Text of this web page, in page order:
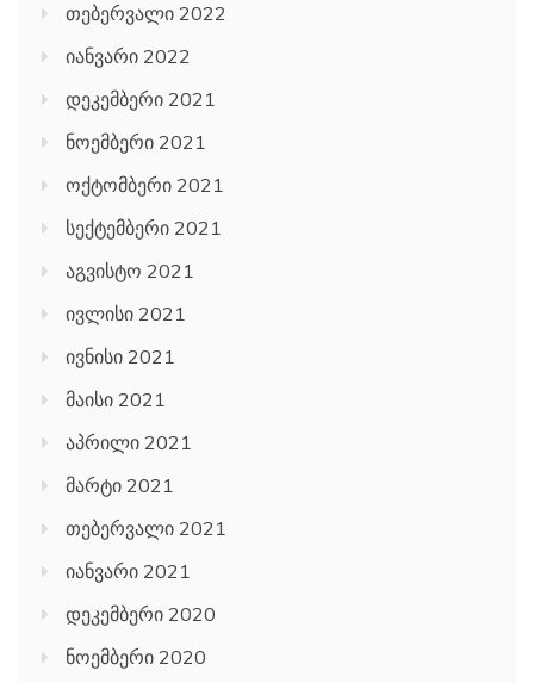
თებერვალი 2022
იანვარი 2022
დეკემბერი 2021
ნოემბერი 2021
ოქტომბერი 2021
სექტემბერი 2021
აგვისტო 2021
ივლისი 2021
ივნისი 2021
მაისი 2021
აპრილი 2021
მარტი 2021
თებერვალი 2021
იანვარი 2021
დეკემბერი 2020
ნოემბერი 2020